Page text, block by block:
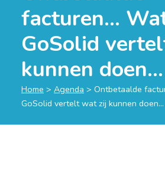
facturen…
GoSolid
kunnen doen…
Home > Agenda > Ontbetaalde
GoSolid vertelt wat zij kunnen doen…